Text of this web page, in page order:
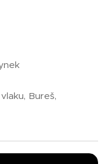
Bureš,